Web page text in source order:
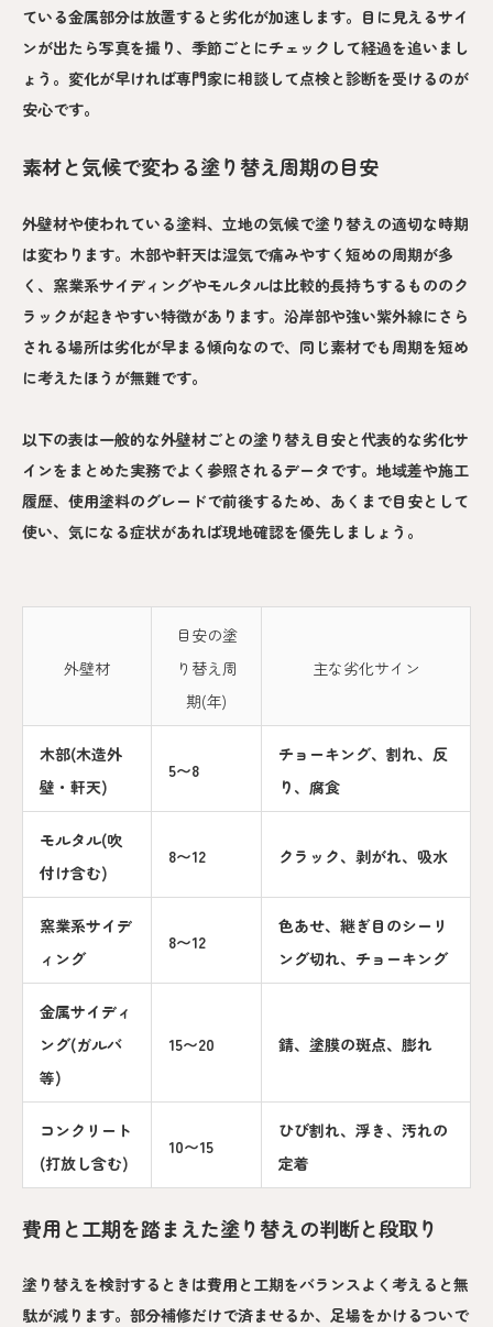
ている金属部分は放置すると劣化が加速します。目に見えるサイ
ンが出たら写真を撮り、季節ごとにチェックして経過を追いまし
ょう。変化が早ければ専門家に相談して点検と診断を受けるのが
安心です。
素材と気候で変わる塗り替え周期の目安
外壁材や使われている塗料、立地の気候で塗り替えの適切な時期
は変わります。木部や軒天は湿気で痛みやすく短めの周期が多
く、窯業系サイディングやモルタルは比較的長持ちするもののク
ラックが起きやすい特徴があります。沿岸部や強い紫外線にさら
される場所は劣化が早まる傾向なので、同じ素材でも周期を短め
に考えたほうが無難です。
以下の表は一般的な外壁材ごとの塗り替え目安と代表的な劣化サ
インをまとめた実務でよく参照されるデータです。地域差や施工
履歴、使用塗料のグレードで前後するため、あくまで目安として
使い、気になる症状があれば現地確認を優先しましょう。
外壁材
目安の塗
り替え周
期(年)
主な劣化サイン
木部(木造外
壁・軒天)
5〜8
チョーキング、割れ、反
り、腐食
モルタル(吹
付け含む)
8〜12 クラック、剥がれ、吸水
窯業系サイデ
ィング
8〜12
色あせ、継ぎ目のシーリ
ング切れ、チョーキング
金属サイディ
ング(ガルバ
等)
15〜20 錆、塗膜の斑点、膨れ
コンクリート
(打放し含む)
10〜15
ひび割れ、浮き、汚れの
定着
費用と工期を踏まえた塗り替えの判断と段取り
塗り替えを検討するときは費用と工期をバランスよく考えると無
駄が減ります。部分補修だけで済ませるか、足場をかけるついで